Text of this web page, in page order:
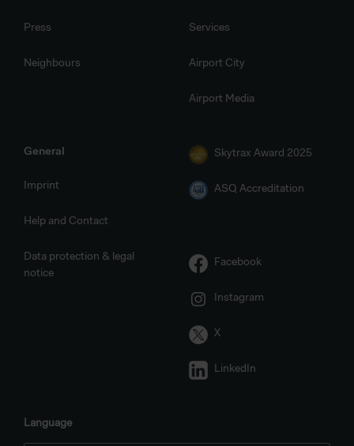
Press
Neighbours
Services
Airport City
Airport Media
General
Imprint
Help and Contact
Data protection & legal
notice
Skytrax Award 2025
ASQ Accreditation
Facebook
Instagram
X
LinkedIn
Language